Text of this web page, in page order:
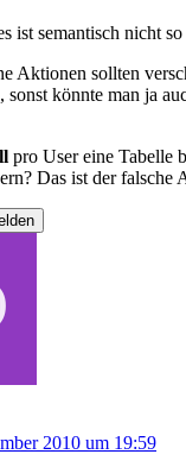
ist semantisch nicht so
Aktionen sollten
sonst könnte man ja
pro User eine Tabelle
Das ist der falsche
2010 um 19:59